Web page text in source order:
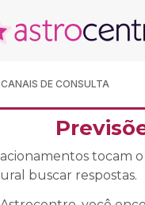
CANAIS DE CONSULTA